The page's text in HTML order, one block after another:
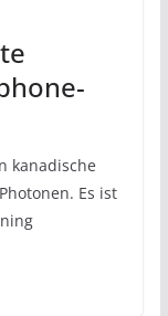
kanadische
Es ist